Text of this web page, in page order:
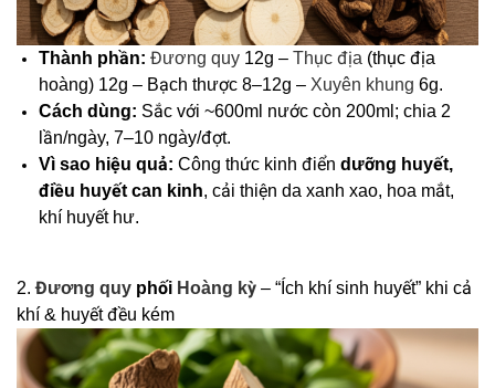
Thành phần: Đương quy 12g – Thục địa (thục địa
hoàng) 12g – Bạch thược 8–12g – Xuyên khung 6g.
Cách dùng: Sắc với ~600ml nước còn 200ml; chia 2
lần/ngày, 7–10 ngày/đợt.
Vì sao hiệu quả: Công thức kinh điển dưỡng huyết,
điều huyết can kinh, cải thiện da xanh xao, hoa mắt,
khí huyết hư.
2.Đương quy phối Hoàng kỳ – “Ích khí sinh huyết” khi cả
khí & huyết đều kém